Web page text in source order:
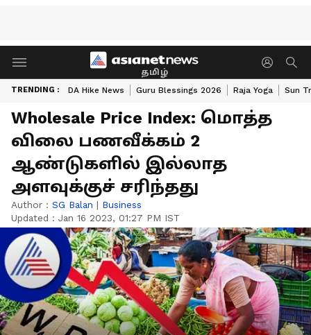
தமிழ்
TRENDING : DA Hike News Guru Blessings 2026 Raja Yoga Sun
Wholesale Price Index: மொத்த
விலை பணவீக்கம் 2
ஆண்டுகளில் இல்லாத
அளவுக்குச் சரிந்தது
Author : SG Balan | Business
Updated : Jan 16 2023, 01:27 PM IST